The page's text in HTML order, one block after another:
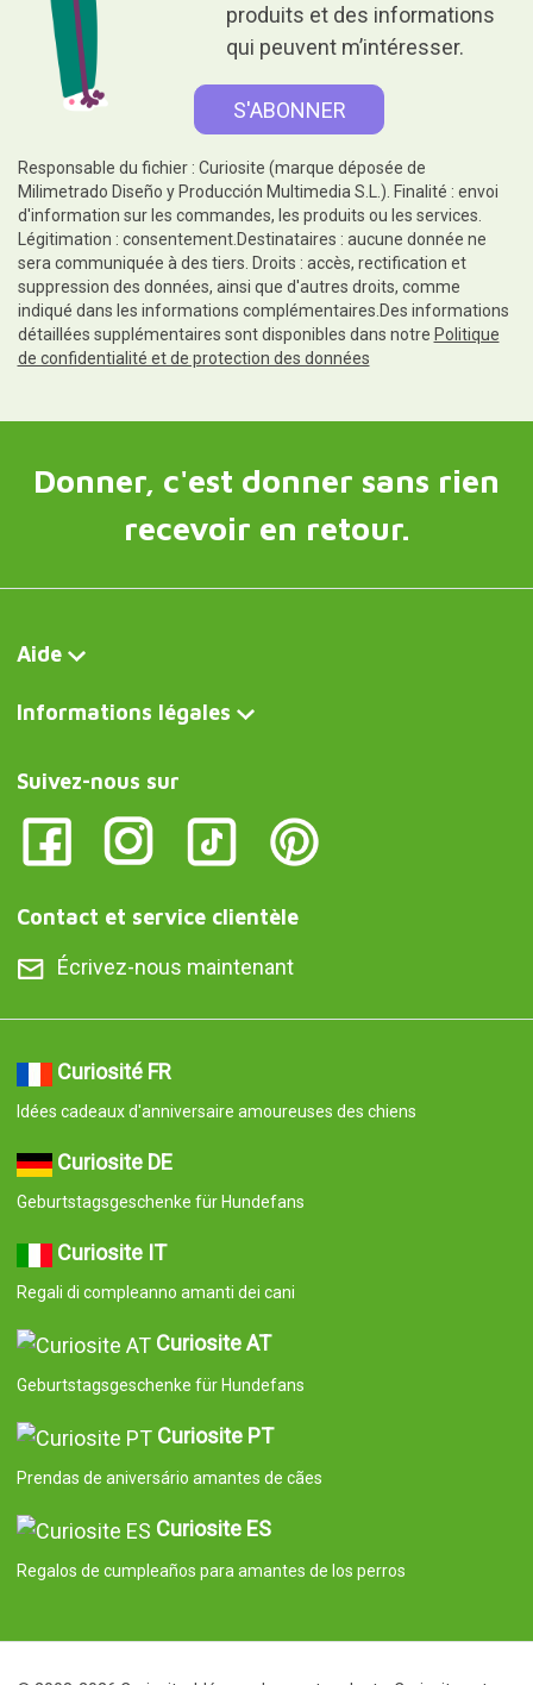
produits et des informations
qui peuvent m’intéresser.
Responsable du fichier : Curiosite (marque déposée de
Milimetrado Diseño y Producción Multimedia S.L.). Finalité : envoi
d'information sur les commandes, les produits ou les services.
Légitimation : consentement.Destinataires : aucune donnée ne
sera communiquée à des tiers. Droits : accès, rectification et
suppression des données, ainsi que d'autres droits, comme
indiqué dans les informations complémentaires.Des informations
détaillées supplémentaires sont disponibles dans notre Politique
de confidentialité et de protection des données
Donner, c'est donner sans rien
recevoir en retour.
Aide
Informations légales
Suivez-nous sur
Contact et service clientèle
Écrivez-nous maintenant
Curiosité FR
Idées cadeaux d'anniversaire amoureuses des chiens
Curiosite DE
Geburtstagsgeschenke für Hundefans
Curiosite IT
Regali di compleanno amanti dei cani
Curiosite AT
Geburtstagsgeschenke für Hundefans
Curiosite PT
Prendas de aniversário amantes de cães
Curiosite ES
Regalos de cumpleaños para amantes de los perros